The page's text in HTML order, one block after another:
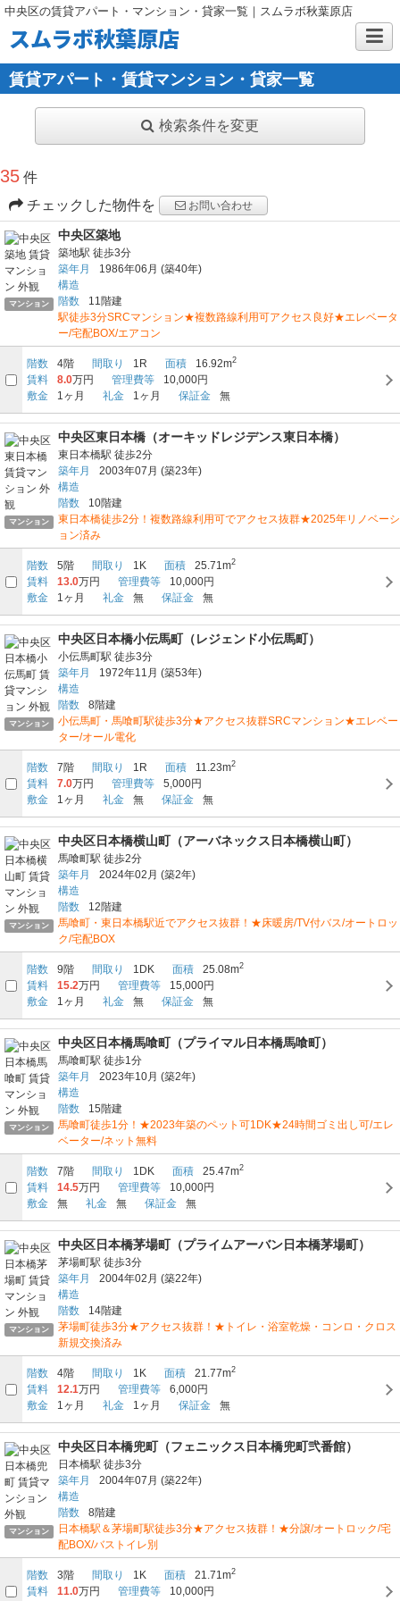
中央区の賃貸アパート・マンション・貸家一覧｜スムラボ秋葉原店
スムラボ秋葉原店
賃貸アパート・賃貸マンション・貸家一覧
検索条件を変更
35 件
チェックした物件を
お問い合わせ
マンション
中央区築地
築地駅 徒歩3分
築年月
1986年06月 (築40年)
構造
階数
11階建
駅徒歩3分SRCマンション★複数路線利用可アクセス良好★エレベータ
ー/宅配BOX/エアコン
階数 4階 間取り 1R 面積 16.92m2
賃料 8.0万円 管理費等
10,000円
敷金
1ヶ月 礼金 1ヶ月 保証金 無
マンション
中央区東日本橋（オーキッドレジデンス東日本橋）
東日本橋駅 徒歩2分
築年月
2003年07月 (築23年)
構造
階数
10階建
東日本橋徒歩2分！複数路線利用可でアクセス抜群★2025年リノベーシ
ョン済み
階数 5階 間取り 1K 面積 25.71m2
賃料 13.0万円 管理費等
10,000円
敷金
1ヶ月 礼金 無 保証金 無
マンション
中央区日本橋小伝馬町（レジェンド小伝馬町）
小伝馬町駅 徒歩3分
築年月
1972年11月 (築53年)
構造
階数
8階建
小伝馬町・馬喰町駅徒歩3分★アクセス抜群SRCマンション★エレベー
ター/オール電化
階数 7階 間取り 1R 面積 11.23m2
賃料 7.0万円 管理費等
5,000円
敷金
1ヶ月 礼金 無 保証金 無
マンション
中央区日本橋横山町（アーバネックス日本橋横山町）
馬喰町駅 徒歩2分
築年月
2024年02月 (築2年)
構造
階数
12階建
馬喰町・東日本橋駅近でアクセス抜群！★床暖房/TV付バス/オートロッ
ク/宅配BOX
階数 9階 間取り 1DK 面積 25.08m2
賃料 15.2万円 管理費等
15,000円
敷金
1ヶ月 礼金 無 保証金 無
マンション
中央区日本橋馬喰町（プライマル日本橋馬喰町）
馬喰町駅 徒歩1分
築年月
2023年10月 (築2年)
構造
階数
15階建
馬喰町徒歩1分！★2023年築のペット可1DK★24時間ゴミ出し可/エレ
ベーター/ネット無料
階数 7階 間取り 1DK 面積 25.47m2
賃料 14.5万円 管理費等
10,000円
敷金
無 礼金 無 保証金 無
マンション
中央区日本橋茅場町（プライムアーバン日本橋茅場町）
茅場町駅 徒歩3分
築年月
2004年02月 (築22年)
構造
階数
14階建
茅場町徒歩3分★アクセス抜群！★トイレ・浴室乾燥・コンロ・クロス
新規交換済み
階数 4階 間取り 1K 面積 21.77m2
賃料 12.1万円 管理費等
6,000円
敷金
1ヶ月 礼金 1ヶ月 保証金 無
マンション
中央区日本橋兜町（フェニックス日本橋兜町弐番館）
日本橋駅 徒歩3分
築年月
2004年07月 (築22年)
構造
階数
8階建
日本橋駅＆茅場町駅徒歩3分★アクセス抜群！★分譲/オートロック/宅
配BOX/バストイレ別
階数 3階 間取り 1K 面積 21.71m2
賃料 11.0万円 管理費等
10,000円